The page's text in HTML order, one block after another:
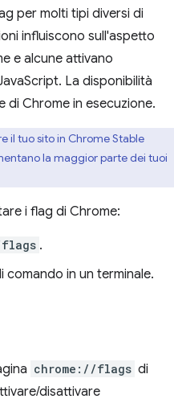
per molti tipi diversi di
influiscono sull'aspetto
e alcune attivano
La disponibilità
di Chrome in esecuzione.
il tuo sito in Chrome Stable
la maggior parte dei tuoi
i flag di Chrome:
flags .
comando in un terminale.
chrome://flags di
disattivare